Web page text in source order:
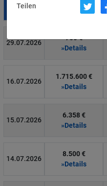
Datum Bußgeld
29.07.2026
700 €
»Details
16.07.2026
1.715.600 €
»Details
15.07.2026
6.358 €
»Details
14.07.2026
8.500 €
»Details
Teilen